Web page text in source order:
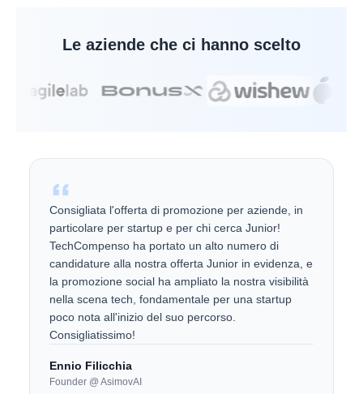
Le aziende che ci hanno scelto
Consigliata l'offerta di promozione per aziende, in
particolare per startup e per chi cerca Junior!
TechCompenso ha portato un alto numero di
candidature alla nostra offerta Junior in evidenza, e
la promozione social ha ampliato la nostra visibilità
nella scena tech, fondamentale per una startup
poco nota all'inizio del suo percorso.
Consigliatissimo!
Ennio Filicchia
Founder @ AsimovAI